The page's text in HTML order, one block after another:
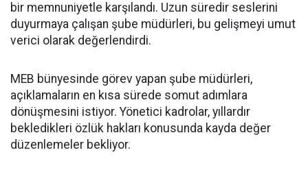
bir memnuniyetle karşılandı. Uzun süredir seslerini
duyurmaya çalışan şube müdürleri, bu gelişmeyi umut
verici olarak değerlendirdi.
MEB bünyesinde görev yapan şube müdürleri,
açıklamaların en kısa sürede somut adımlara
dönüşmesini istiyor. Yönetici kadrolar, yıllardır
bekledikleri özlük hakları konusunda kayda değer
düzenlemeler bekliyor.